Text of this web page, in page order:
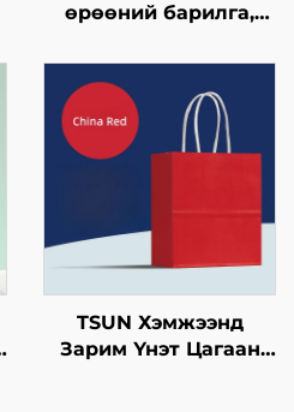
өрөөний барилга,
хавтангуудын цагаан
хуурмагийн талх,
салат, снэк, суши, цус,
хоол, амт, зүсэгчдийн
TSUN Хэмжээнд
Зарим Үнэт Цагаан